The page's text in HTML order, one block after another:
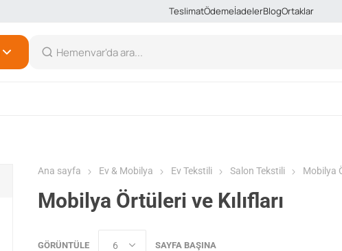
TeslimatÖdemeİadelerBlogOrtaklar
Ana sayfa Ev & Mobilya Ev Tekstili Salon Tekstili Mobilya
Mobilya Örtüleri ve Kılıfları
GÖRÜNTÜLE SAYFA BAŞINA